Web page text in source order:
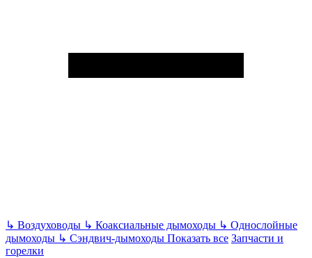
↳ Воздуховоды ↳ Коаксиальные дымоходы ↳ Однослойные
дымоходы ↳ Сэндвич-дымоходы Показать все Запчасти и
горелки